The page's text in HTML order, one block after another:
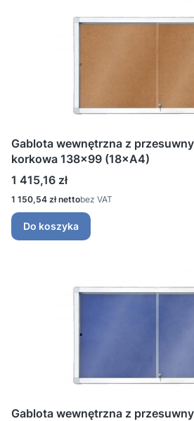
Gablota wewnętrzna z
korkowa 138x99 (18×A4)
Cena
1 415,16 zł
Cena
1 150,54 zł bez VAT
Do koszyka
Gablota wewnętrzna z